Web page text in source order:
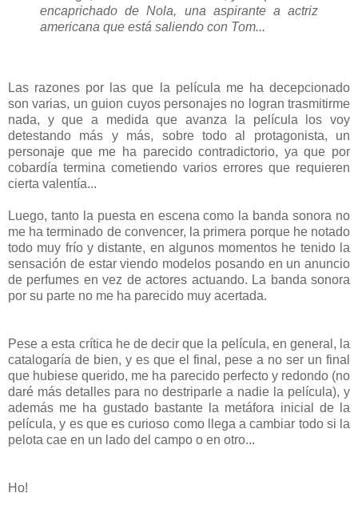
encaprichado de Nola, una aspirante a actriz
americana que está saliendo con Tom...
Las razones por las que la película me ha decepcionado
son varias, un guion cuyos personajes no logran trasmitirme
nada, y que a medida que avanza la película los voy
detestando más y más, sobre todo al protagonista, un
personaje que me ha parecido contradictorio, ya que por
cobardía termina cometiendo varios errores que requieren
cierta valentía...
Luego, tanto la puesta en escena como la banda sonora no
me ha terminado de convencer, la primera porque he notado
todo muy frío y distante, en algunos momentos he tenido la
sensación de estar viendo modelos posando en un anuncio
de perfumes en vez de actores actuando. La banda sonora
por su parte no me ha parecido muy acertada.
Pese a esta crítica he de decir que la película, en general, la
catalogaría de bien, y es que el final, pese a no ser un final
que hubiese querido, me ha parecido perfecto y redondo (no
daré más detalles para no destriparle a nadie la película), y
además me ha gustado bastante la metáfora inicial de la
película, y es que es curioso como llega a cambiar todo si la
pelota cae en un lado del campo o en otro...
Ho!